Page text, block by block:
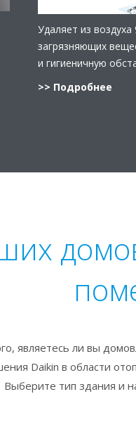
Удаляет из воздуха
загрязняющих
и гигиеничную
>> Подробнее
являетесь ли вы
Daikin в области
Выберите тип здания и